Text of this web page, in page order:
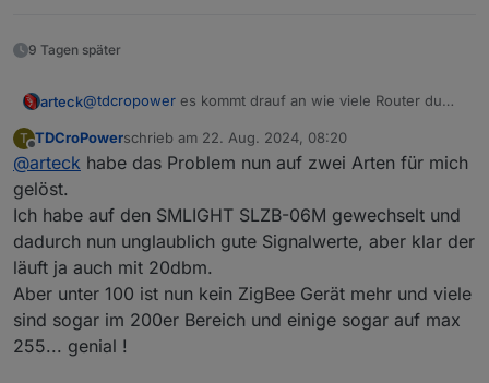
9 Tagen später
arteck@tdcropower es kommt drauf an wie viele Router du
aber es gilt so klein wie möglich so gross wie nötig
damit das Netz über die Router geht
T
Offline
TDCroPowerschrieb am 22. Aug. 2024, 08:20
zuletzt editiert von
@arteck habe das Problem nun auf zwei Arten für mich
gelöst.
Ich habe auf den SMLIGHT SLZB-06M gewechselt und
dadurch nun unglaublich gute Signalwerte, aber klar der
läuft ja auch mit 20dbm.
Aber unter 100 ist nun kein ZigBee Gerät mehr und viele
sind sogar im 200er Bereich und einige sogar auf max
255... genial !